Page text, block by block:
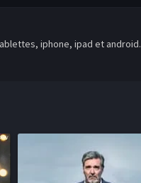
iphone, ipad et android.